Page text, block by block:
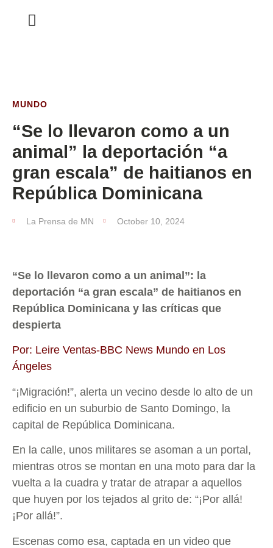
MUNDO
“Se lo llevaron como a un
animal” la deportación “a
gran escala” de haitianos en
República Dominicana
La Prensa de MN October 10, 2024
“Se lo llevaron como a un animal”: la
deportación “a gran escala” de haitianos en
República Dominicana y las críticas que
despierta
Por: Leire Ventas-BBC News Mundo en Los
Ángeles
“¡Migración!”, alerta un vecino desde lo alto de un
edificio en un suburbio de Santo Domingo, la
capital de República Dominicana.
En la calle, unos militares se asoman a un portal,
mientras otros se montan en una moto para dar la
vuelta a la cuadra y tratar de atrapar a aquellos
que huyen por los tejados al grito de: “¡Por allá!
¡Por allá!”.
Escenas como esa, captada en un video que